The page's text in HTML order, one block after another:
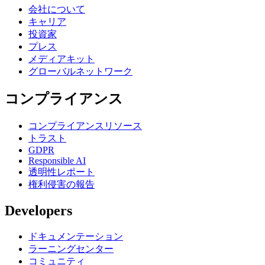
会社について
キャリア
投資家
プレス
メディアキット
グローバルネットワーク
コンプライアンス
コンプライアンスリソース
トラスト
GDPR
Responsible AI
透明性レポート
権利侵害の報告
Developers
ドキュメンテーション
ラーニングセンター
コミュニティ